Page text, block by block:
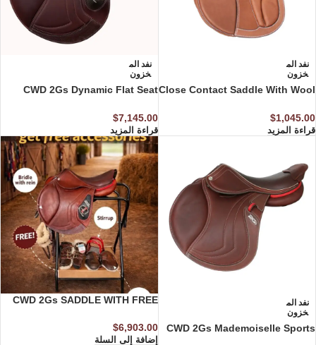
نفد الم
خزون
Close Contact Saddle With Wool
$1,045.00
قراءة المزيد
نفد الم
خزون
CWD 2Gs Dynamic Flat Seat
$7,145.00
قراءة المزيد
نفد الم
خزون
CWD 2Gs Mademoiselle Sports
CWD 2Gs SADDLE WITH FREE
$6,903.00
إضافة إلى السلة